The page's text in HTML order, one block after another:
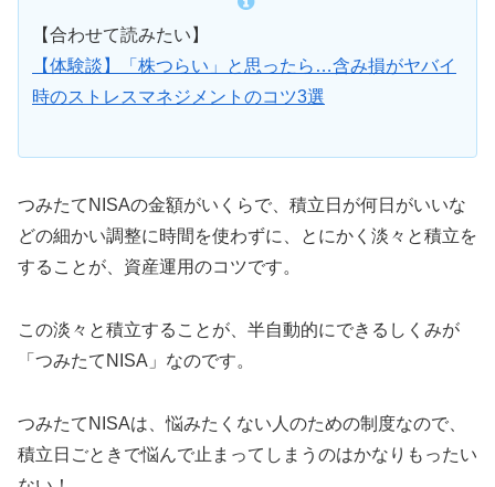
【合わせて読みたい】
【体験談】「株つらい」と思ったら…含み損がヤバイ
時のストレスマネジメントのコツ3選
つみたてNISAの金額がいくらで、積立日が何日がいいな
どの細かい調整に時間を使わずに、とにかく淡々と積立を
することが、資産運用のコツです。
この淡々と積立することが、半自動的にできるしくみが
「つみたてNISA」なのです。
つみたてNISAは、悩みたくない人のための制度なので、
積立日ごときで悩んで止まってしまうのはかなりもったい